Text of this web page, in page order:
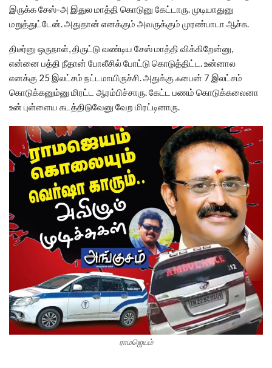
இருக்க சேஸ்-அ இதுல மாத்தி கொடுனு கேட்டாரு. முடியாதுனு
மறுத்துட்டேன். அதுதான் எனக்கும் அவருக்கும் முரண்பாடா ஆச்சு.
திடீர்னு ஒருநாள், திருட்டு வண்டிய சேஸ் மாத்தி விக்கிறேன்னு,
என்னை பத்தி நீதான் போலீசில் போட்டு கொடுத்திட்ட. உன்னால
எனக்கு 25 இலட்சம் நட்டமாயிருச்சி. அதுக்கு ஃபைன் 7 இலட்சம்
கொடுக்கனும்னு மிரட்ட ஆரம்பிச்சாரு. கேட்ட பணம் கொடுக்கலைனா
உன் புள்ளைய கடத்திடுவேனு வேற மிரட்டினாரு.
ராமஜெயம்